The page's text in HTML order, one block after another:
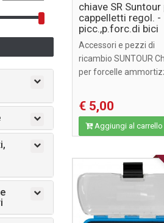
chiave SR Suntour
cappelletti regol. -
picc.,p.forc.di bici
trek./tutti terreni
Accessori e pezzi di
ricambio SUNTOUR
per forcelle
€ 5,00
Aggiungi al carrello